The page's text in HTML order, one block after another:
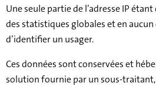
Une seule partie de l’adresse IP
des statistiques globales et en
d’identifier un usager.
Ces données sont conservées et
solution fournie par un sous-